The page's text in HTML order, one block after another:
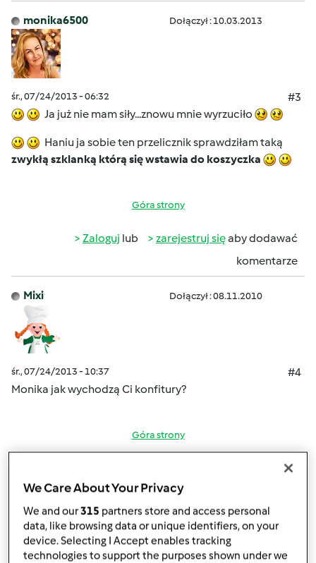
monika6500 Dołączył : 10.03.2013
śr., 07/24/2013 - 06:32
#3
Ja już nie mam siły...znowu mnie wyrzuciło
Haniu ja sobie ten przelicznik sprawdziłam taką
zwykłą szklanką którą się wstawia do koszyczka
Góra strony
Zaloguj lub zarejestruj sięaby dodawać
komentarze
Mixi Dołączył : 08.11.2010
śr., 07/24/2013 - 10:37
#4
Monika jak wychodzą Ci konfitury?
Góra strony
aby dodawać
monika6500 Dołączył : 10.03.2013
We Care About Your Privacy
We and our315 partners store and access personal
data, like browsing data or unique identifiers, on your
device. Selecting I Accept enables tracking
technologies to support the purposes shown under we